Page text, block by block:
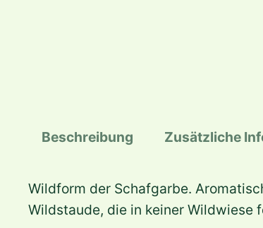
Beschreibung Zusätzliche
Wildform der Schafgarbe.
Wildstaude, die in keiner Wildwiese